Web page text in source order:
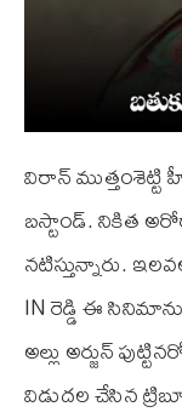
విరాన్
బస్టాండ్. నికిత
నటిస్తున్నారు.
IN రెడ్డి ఈ
అల్లు అర్జున్‌
విడుదల చేసిన